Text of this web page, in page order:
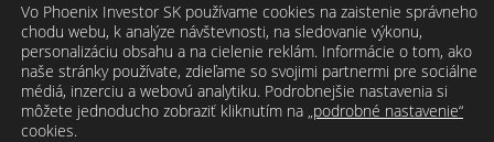
Vo Phoenix Investor SK používame cookies na zaistenie správneho
chodu webu, k analýze návštevnosti, na sledovanie výkonu,
personalizáciu obsahu a na cielenie reklám. Informácie o tom, ako
naše stránky používate, zdieľame so svojimi partnermi pre sociálne
médiá, inzerciu a webovú analytiku. Podrobnejšie nastavenia si
môžete jednoducho zobraziť kliknutím na „podrobné nastavenie“
cookies.